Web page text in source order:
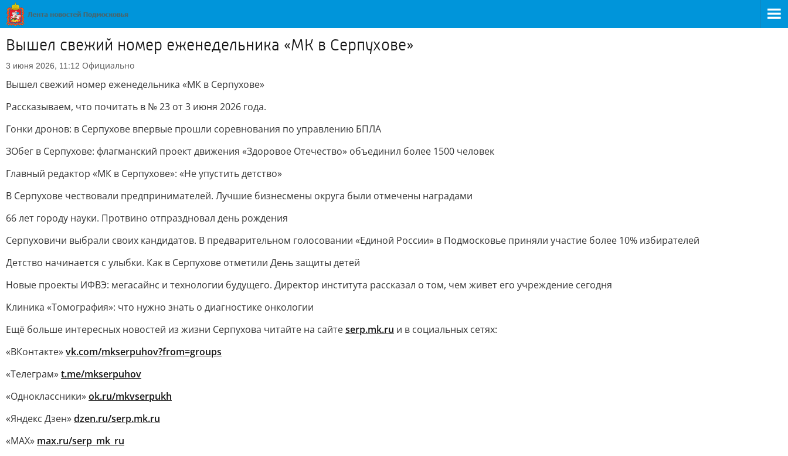
Вышел свежий номер еженедельника «МК в Серпухове»
3 июня 2026, 11:12 Официально
Вышел свежий номер еженедельника «МК в Серпухове»
Рассказываем, что почитать в № 23 от 3 июня 2026 года.
Гонки дронов: в Серпухове впервые прошли соревнования по управлению БПЛА
ЗОбег в Серпухове: флагманский проект движения «Здоровое Отечество» объединил более 1500 человек
Главный редактор «МК в Серпухове»: «Не упустить детство»
В Серпухове чествовали предпринимателей. Лучшие бизнесмены округа были отмечены наградами
66 лет городу науки. Протвино отпраздновал день рождения
Серпуховичи выбрали своих кандидатов. В предварительном голосовании «Единой России» в Подмосковье приняли участие более 10% избирателей
Детство начинается с улыбки. Как в Серпухове отметили День защиты детей
Новые проекты ИФВЭ: мегасайнс и технологии будущего. Директор института рассказал о том, чем живет его учреждение сегодня
Клиника «Томография»: что нужно знать о диагностике онкологии
Ещё больше интересных новостей из жизни Серпухова читайте на сайтеserp.mk.ru и в социальных сетях:
«ВКонтакте»vk.com/mkserpuhov?from=groups
«Телеграм»t.me/mkserpuhov
«Одноклассники»ok.ru/mkvserpukh
«Яндекс Дзен»dzen.ru/serp.mk.ru
«МАХ» max.ru/serp_mk_ru